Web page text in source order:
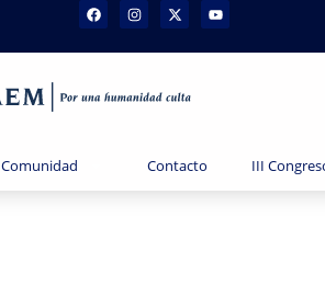
Comunidad Contacto III